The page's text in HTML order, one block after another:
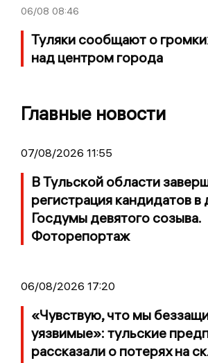
06/08 08:46
Туляки сообщают о
над центром города
Главные новости
07/08/2026 11:55
В Тульской области
регистрация кандидатов в
Госдумы девятого созыва.
Фоторепортаж
06/08/2026 17:20
«Чувствую, что мы
уязвимые»: тульские
рассказали о потерях на